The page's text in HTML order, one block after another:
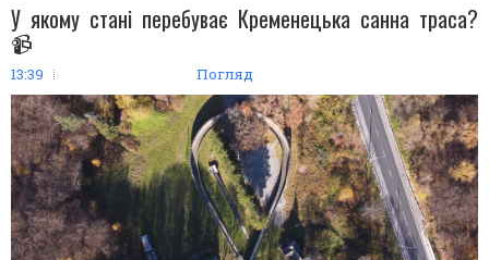
У якому стані перебуває Кременецька санна траса?
📹
13:39 Погляд